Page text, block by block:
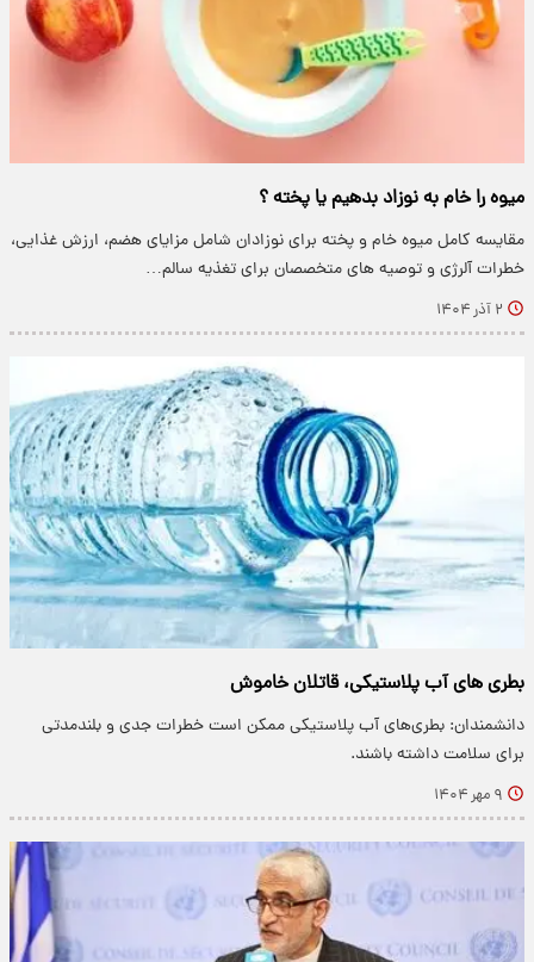
میوه را خام به نوزاد بدهیم یا پخته ؟
مقایسه کامل میوه خام و پخته برای نوزادان شامل مزایای هضم، ارزش غذایی،
خطرات آلرژی و توصیه های متخصصان برای تغذیه سالم…
۲ آذر ۱۴۰۴
بطری های آب پلاستیکی، قاتلان خاموش
دانشمندان: بطری‌های آب پلاستیکی ممکن است خطرات جدی و بلندمدتی
برای سلامت داشته باشند.
۹ مهر ۱۴۰۴